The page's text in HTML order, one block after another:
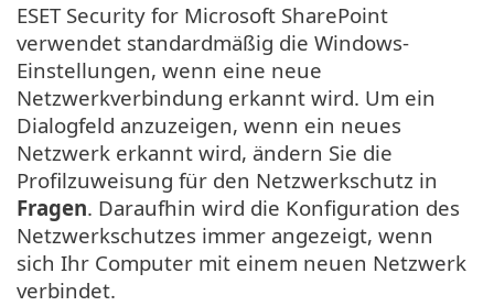
ESET Security for Microsoft SharePoint
verwendet standardmäßig die Windows-
Einstellungen, wenn eine neue
Netzwerkverbindung erkannt wird. Um ein
Dialogfeld anzuzeigen, wenn ein neues
Netzwerk erkannt wird, ändern Sie die
Profilzuweisung für den Netzwerkschutz in
Fragen. Daraufhin wird die Konfiguration des
Netzwerkschutzes immer angezeigt, wenn
sich Ihr Computer mit einem neuen Netzwerk
verbindet.